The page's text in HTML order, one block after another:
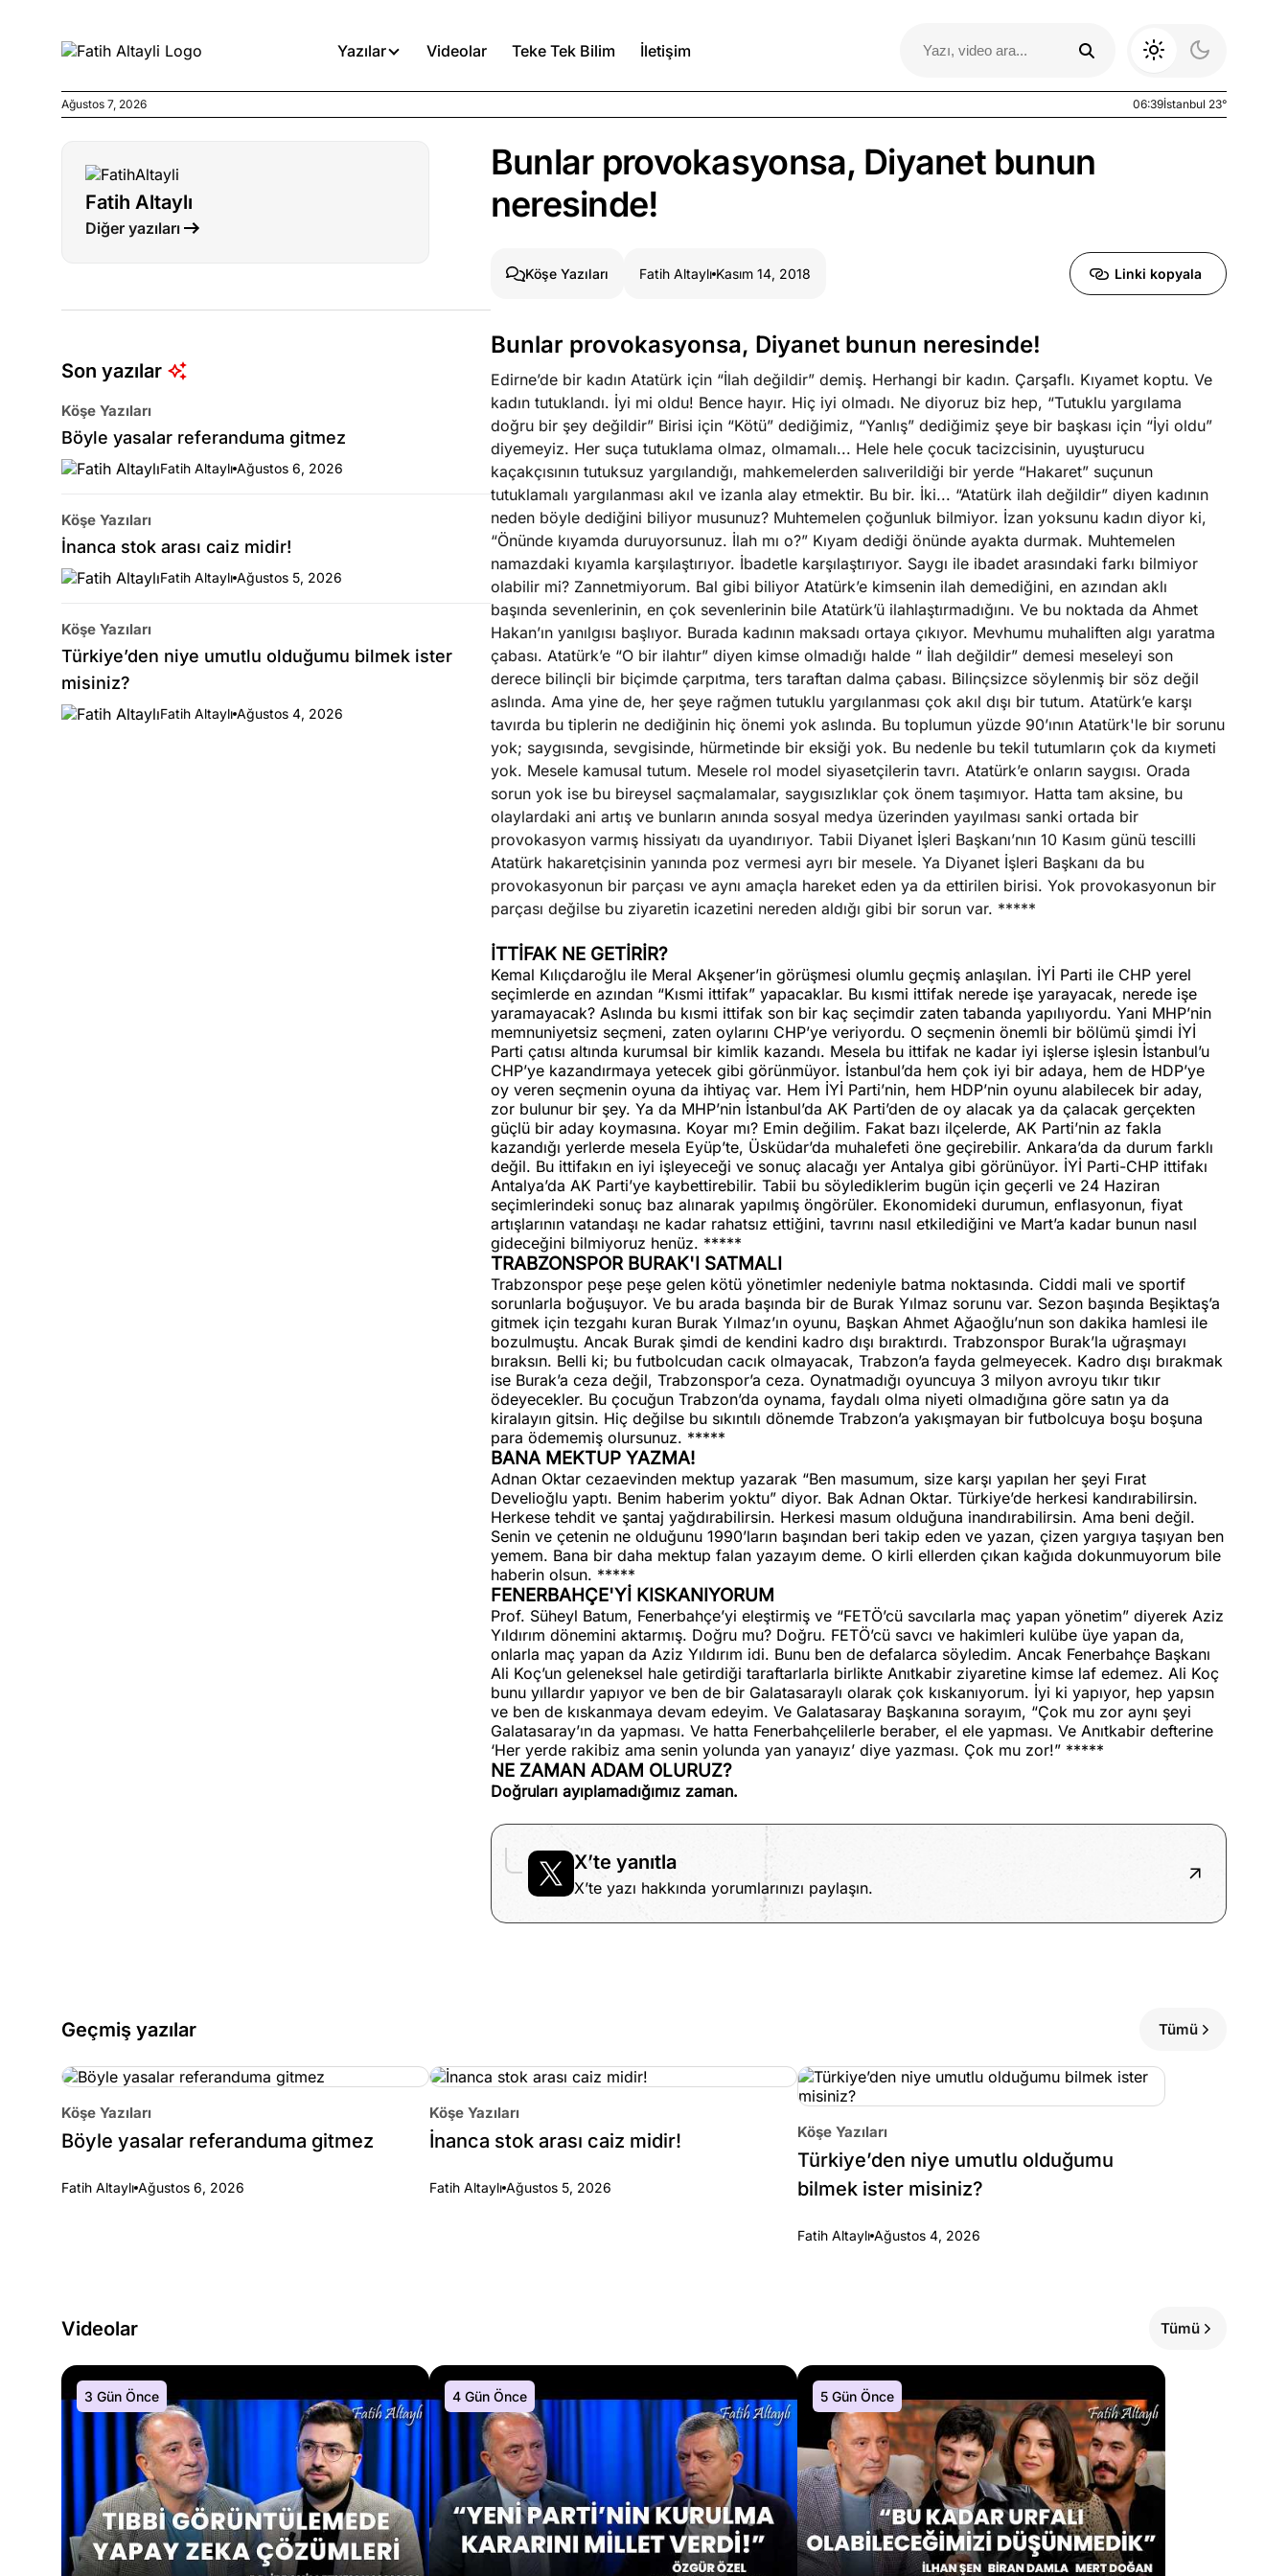
Yazılar Videolar Teke Tek Bilim İletişim
Ağustos 5, 2026
Türkiye’den niye umutlu olduğumu bilmek
Köşe Yazıları Spor Yazıları Otomobil Yazıları
Ağustos 7, 2026 06:39İstanbul 23°
Fatih Altaylı
Diğer yazıları
Son yazılar
Köşe Yazıları
Böyle yasalar referanduma gitmez
Fatih Altaylı Ağustos 6, 2026
Köşe Yazıları
İnanca stok arası caiz midir!
Fatih Altaylı Ağustos 5, 2026
Köşe Yazıları
Türkiye’den niye umutlu olduğumu bilmek ister
misiniz?
Fatih Altaylı Ağustos 4, 2026
Bunlar provokasyonsa, Diyanet bunun
neresinde!
Köşe Yazıları Fatih Altaylı Kasım 14, 2018 Linki kopyala
Bunlar provokasyonsa, Diyanet bunun neresinde!
Edirne’de bir kadın Atatürk için “İlah değildir” demiş. Herhangi bir kadın. Çarşaflı. Kıyamet koptu. Ve
kadın tutuklandı. İyi mi oldu! Bence hayır. Hiç iyi olmadı. Ne diyoruz biz hep, “Tutuklu yargılama
doğru bir şey değildir” Birisi için “Kötü” dediğimiz, “Yanlış” dediğimiz şeye bir başkası için “İyi oldu”
diyemeyiz. Her suça tutuklama olmaz, olmamalı... Hele hele çocuk tacizcisinin, uyuşturucu
kaçakçısının tutuksuz yargılandığı, mahkemelerden salıverildiği bir yerde “Hakaret” suçunun
tutuklamalı yargılanması akıl ve izanla alay etmektir. Bu bir. İki... “Atatürk ilah değildir” diyen kadının
neden böyle dediğini biliyor musunuz? Muhtemelen çoğunluk bilmiyor. İzan yoksunu kadın diyor ki,
“Önünde kıyamda duruyorsunuz. İlah mı o?” Kıyam dediği önünde ayakta durmak. Muhtemelen
namazdaki kıyamla karşılaştırıyor. İbadetle karşılaştırıyor. Saygı ile ibadet arasındaki farkı bilmiyor
olabilir mi? Zannetmiyorum. Bal gibi biliyor Atatürk’e kimsenin ilah demediğini, en azından aklı
başında sevenlerinin, en çok sevenlerinin bile Atatürk’ü ilahlaştırmadığını. Ve bu noktada da Ahmet
Hakan’ın yanılgısı başlıyor. Burada kadının maksadı ortaya çıkıyor. Mevhumu muhaliften algı yaratma
çabası. Atatürk’e “O bir ilahtır” diyen kimse olmadığı halde “ İlah değildir” demesi meseleyi son
derece bilinçli bir biçimde çarpıtma, ters taraftan dalma çabası. Bilinçsizce söylenmiş bir söz değil
aslında. Ama yine de, her şeye rağmen tutuklu yargılanması çok akıl dışı bir tutum. Atatürk’e karşı
tavırda bu tiplerin ne dediğinin hiç önemi yok aslında. Bu toplumun yüzde 90’ının Atatürk'le bir sorunu
yok; saygısında, sevgisinde, hürmetinde bir eksiği yok. Bu nedenle bu tekil tutumların çok da kıymeti
yok. Mesele kamusal tutum. Mesele rol model siyasetçilerin tavrı. Atatürk’e onların saygısı. Orada
sorun yok ise bu bireysel saçmalamalar, saygısızlıklar çok önem taşımıyor. Hatta tam aksine, bu
olaylardaki ani artış ve bunların anında sosyal medya üzerinden yayılması sanki ortada bir
provokasyon varmış hissiyatı da uyandırıyor. Tabii Diyanet İşleri Başkanı’nın 10 Kasım günü tescilli
Atatürk hakaretçisinin yanında poz vermesi ayrı bir mesele. Ya Diyanet İşleri Başkanı da bu
provokasyonun bir parçası ve aynı amaçla hareket eden ya da ettirilen birisi. Yok provokasyonun bir
parçası değilse bu ziyaretin icazetini nereden aldığı gibi bir sorun var. *****
İTTİFAK NE GETİRİR?
Kemal Kılıçdaroğlu ile Meral Akşener’in görüşmesi olumlu geçmiş anlaşılan. İYİ Parti ile CHP yerel
seçimlerde en azından “Kısmi ittifak” yapacaklar. Bu kısmi ittifak nerede işe yarayacak, nerede işe
yaramayacak? Aslında bu kısmi ittifak son bir kaç seçimdir zaten tabanda yapılıyordu. Yani MHP’nin
memnuniyetsiz seçmeni, zaten oylarını CHP’ye veriyordu. O seçmenin önemli bir bölümü şimdi İYİ
Parti çatısı altında kurumsal bir kimlik kazandı. Mesela bu ittifak ne kadar iyi işlerse işlesin İstanbul’u
CHP’ye kazandırmaya yetecek gibi görünmüyor. İstanbul’da hem çok iyi bir adaya, hem de HDP’ye
oy veren seçmenin oyuna da ihtiyaç var. Hem İYİ Parti’nin, hem HDP’nin oyunu alabilecek bir aday,
zor bulunur bir şey. Ya da MHP’nin İstanbul’da AK Parti’den de oy alacak ya da çalacak gerçekten
güçlü bir aday koymasına. Koyar mı? Emin değilim. Fakat bazı ilçelerde, AK Parti’nin az fakla
kazandığı yerlerde mesela Eyüp’te, Üsküdar’da muhalefeti öne geçirebilir. Ankara’da da durum farklı
değil. Bu ittifakın en iyi işleyeceği ve sonuç alacağı yer Antalya gibi görünüyor. İYİ Parti-CHP ittifakı
Antalya’da AK Parti’ye kaybettirebilir. Tabii bu söylediklerim bugün için geçerli ve 24 Haziran
seçimlerindeki sonuç baz alınarak yapılmış öngörüler. Ekonomideki durumun, enflasyonun, fiyat
artışlarının vatandaşı ne kadar rahatsız ettiğini, tavrını nasıl etkilediğini ve Mart’a kadar bunun nasıl
gideceğini bilmiyoruz henüz. *****
TRABZONSPOR BURAK'I SATMALI
Trabzonspor peşe peşe gelen kötü yönetimler nedeniyle batma noktasında. Ciddi mali ve sportif
sorunlarla boğuşuyor. Ve bu arada başında bir de Burak Yılmaz sorunu var. Sezon başında Beşiktaş’a
gitmek için tezgahı kuran Burak Yılmaz’ın oyunu, Başkan Ahmet Ağaoğlu’nun son dakika hamlesi ile
bozulmuştu. Ancak Burak şimdi de kendini kadro dışı bıraktırdı. Trabzonspor Burak’la uğraşmayı
bıraksın. Belli ki; bu futbolcudan cacık olmayacak, Trabzon’a fayda gelmeyecek. Kadro dışı bırakmak
ise Burak’a ceza değil, Trabzonspor’a ceza. Oynatmadığı oyuncuya 3 milyon avroyu tıkır tıkır
ödeyecekler. Bu çocuğun Trabzon’da oynama, faydalı olma niyeti olmadığına göre satın ya da
kiralayın gitsin. Hiç değilse bu sıkıntılı dönemde Trabzon’a yakışmayan bir futbolcuya boşu boşuna
para ödememiş olursunuz. *****
BANA MEKTUP YAZMA!
Adnan Oktar cezaevinden mektup yazarak “Ben masumum, size karşı yapılan her şeyi Fırat
Develioğlu yaptı. Benim haberim yoktu” diyor. Bak Adnan Oktar. Türkiye’de herkesi kandırabilirsin.
Herkese tehdit ve şantaj yağdırabilirsin. Herkesi masum olduğuna inandırabilirsin. Ama beni değil.
Senin ve çetenin ne olduğunu 1990’ların başından beri takip eden ve yazan, çizen yargıya taşıyan ben
yemem. Bana bir daha mektup falan yazayım deme. O kirli ellerden çıkan kağıda dokunmuyorum bile
haberin olsun. *****
FENERBAHÇE'Yİ KISKANIYORUM
Prof. Süheyl Batum, Fenerbahçe’yi eleştirmiş ve “FETÖ’cü savcılarla maç yapan yönetim” diyerek Aziz
Yıldırım dönemini aktarmış. Doğru mu? Doğru. FETÖ’cü savcı ve hakimleri kulübe üye yapan da,
onlarla maç yapan da Aziz Yıldırım idi. Bunu ben de defalarca söyledim. Ancak Fenerbahçe Başkanı
Ali Koç’un geleneksel hale getirdiği taraftarlarla birlikte Anıtkabir ziyaretine kimse laf edemez. Ali Koç
bunu yıllardır yapıyor ve ben de bir Galatasaraylı olarak çok kıskanıyorum. İyi ki yapıyor, hep yapsın
ve ben de kıskanmaya devam edeyim. Ve Galatasaray Başkanına sorayım, “Çok mu zor aynı şeyi
Galatasaray’ın da yapması. Ve hatta Fenerbahçelilerle beraber, el ele yapması. Ve Anıtkabir defterine
‘Her yerde rakibiz ama senin yolunda yan yanayız’ diye yazması. Çok mu zor!” *****
NE ZAMAN ADAM OLURUZ?
Doğruları ayıplamadığımız zaman.
X’te yanıtla
X’te yazı hakkında yorumlarınızı paylaşın.
Geçmiş yazılar Tümü
Köşe Yazıları
Böyle yasalar referanduma gitmez
Fatih Altaylı Ağustos 6, 2026
Köşe Yazıları
İnanca stok arası caiz midir!
Fatih Altaylı Ağustos 5, 2026
Köşe Yazıları
Türkiye’den niye umutlu olduğumu
bilmek ister misiniz?
Fatih Altaylı Ağustos 4, 2026
Videolar Tümü
3 Gün Önce 4 Gün Önce 5 Gün Önce